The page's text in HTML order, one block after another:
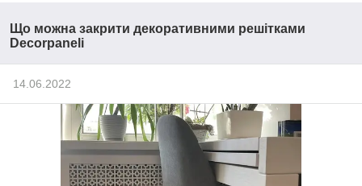
Що можна закрити декоративними решітками
Decorpaneli
14.06.2022